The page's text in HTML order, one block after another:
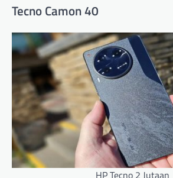
Tecno Camon 40
HP Tecno 2 Jutaan